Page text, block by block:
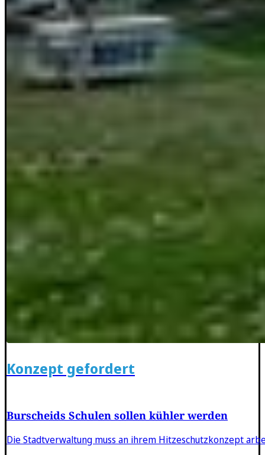
Konzept gefordert
Burscheids Schulen sollen kühler werden
Die Stadtverwaltung muss an ihrem Hitzeschutzkonzept